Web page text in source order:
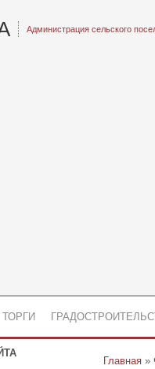
Администрация сельского
ТОРГИ
Главная »